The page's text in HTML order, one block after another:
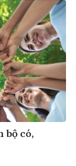
có,